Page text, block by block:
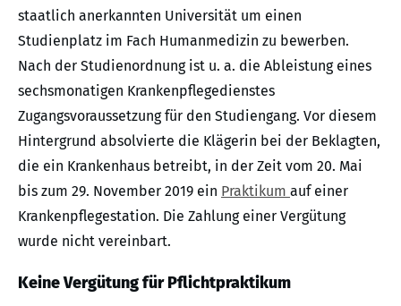
staatlich anerkannten Universität um einen
Studienplatz im Fach Humanmedizin zu bewerben.
Nach der Studienordnung ist u. a. die Ableistung eines
sechsmonatigen Krankenpflegedienstes
Zugangsvoraussetzung für den Studiengang. Vor diesem
Hintergrund absolvierte die Klägerin bei der Beklagten,
die ein Krankenhaus betreibt, in der Zeit vom 20. Mai
bis zum 29. November 2019 ein Praktikum auf einer
Krankenpflegestation. Die Zahlung einer Vergütung
wurde nicht vereinbart.
Keine Vergütung für Pflichtpraktikum